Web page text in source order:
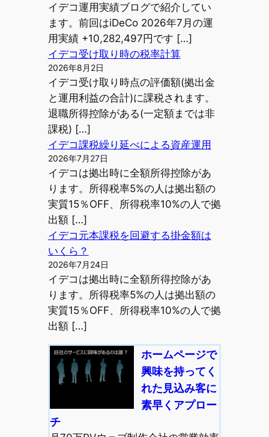
イデコ運用実績ブログで紹介してい
ます。前回はiDeCo 2026年7月の運
用実績 +10,282,497円です […]
イデコ受け取り時の税率計算
2026年8月2日
イデコ受け取り時点の評価額(拠出金
と運用利益の合計)に課税されます。
退職所得控除がある(一定額までは非
課税) […]
イデコ課税繰り延べによる資産運用
2026年7月27日
イデコは拠出時に全額所得控除があ
ります。所得税率5%の人は拠出額の
実質15％OFF、所得税率10%の人で拠
出額 […]
イデコ元本課税を回避する掛金額は
いくら？
2026年7月24日
イデコは拠出時に全額所得控除があ
ります。所得税率5%の人は拠出額の
実質15％OFF、所得税率10%の人で拠
出額 […]
ホームページで
興味を持ってく
れた見込み客に
素早くアプロー
チ